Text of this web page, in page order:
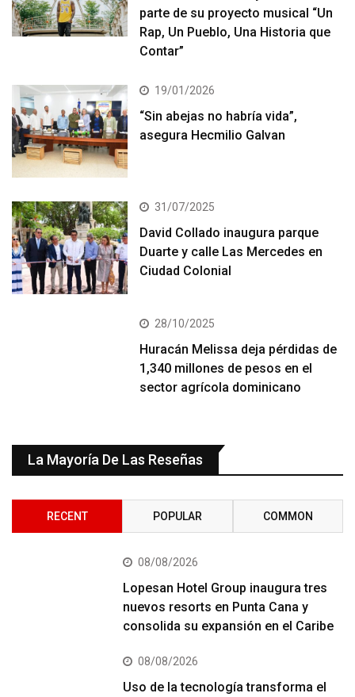
parte de su proyecto musical “Un
Rap, Un Pueblo, Una Historia que
Contar”
19/01/2026
“Sin abejas no habría vida”,
asegura Hecmilio Galvan
31/07/2025
David Collado inaugura parque
Duarte y calle Las Mercedes en
Ciudad Colonial
28/10/2025
Huracán Melissa deja pérdidas de
1,340 millones de pesos en el
sector agrícola dominicano
La Mayoría De Las Reseñas
RECENT POPULAR COMMON
08/08/2026
Lopesan Hotel Group inaugura tres
nuevos resorts en Punta Cana y
consolida su expansión en el Caribe
08/08/2026
Uso de la tecnología transforma el